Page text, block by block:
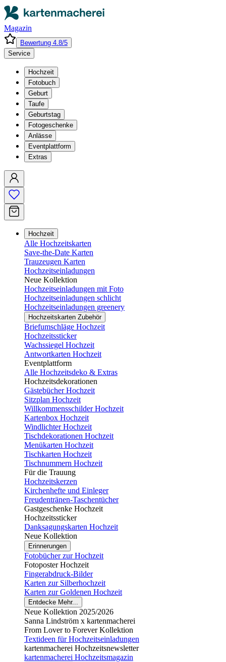
Magazin
Bewertung 4.8/5
Service
Hochzeit
Fotobuch
Geburt
Taufe
Geburtstag
Fotogeschenke
Anlässe
Eventplattform
Extras
Hochzeit
Alle Hochzeitskarten
Save-the-Date Karten
Trauzeugen Karten
Hochzeitseinladungen
Neue Kollektion
Hochzeitseinladungen mit Foto
Hochzeitseinladungen schlicht
Hochzeitseinladungen greenery
Hochzeitskarten Zubehör
Briefumschläge Hochzeit
Hochzeitssticker
Wachssiegel Hochzeit
Antwortkarten Hochzeit
Eventplattform
Alle Hochzeitsdeko & Extras
Hochzeitsdekorationen
Gästebücher Hochzeit
Sitzplan Hochzeit
Willkommensschilder Hochzeit
Kartenbox Hochzeit
Windlichter Hochzeit
Tischdekorationen Hochzeit
Menükarten Hochzeit
Tischkarten Hochzeit
Tischnummern Hochzeit
Für die Trauung
Hochzeitskerzen
Kirchenhefte und Einleger
Freudentränen-Taschentücher
Gastgeschenke Hochzeit
Hochzeitssticker
Danksagungskarten Hochzeit
Neue Kollektion
Erinnerungen
Fotobücher zur Hochzeit
Fotoposter Hochzeit
Fingerabdruck-Bilder
Karten zur Silberhochzeit
Karten zur Goldenen Hochzeit
Entdecke Mehr...
Neue Kollektion 2025/2026
Sanna Lindström x kartenmacherei
From Lover to Forever Kollektion
Textideen für Hochzeitseinladungen
kartenmacherei Hochzeitsnewsletter
kartenmacherei Hochzeitsmagazin